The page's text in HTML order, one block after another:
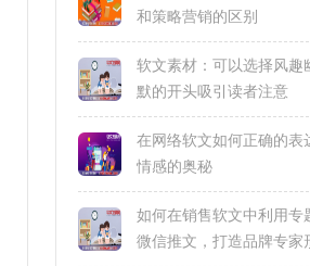
和策略营销的区别
软文素材：可以选择风趣
默的开头吸引读者注意
在网络软文如何正确的表
情感的奥秘
如何在销售软文中利用专
微信推文，打造品牌专家